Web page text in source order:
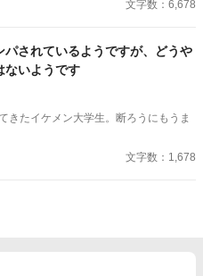
ので仕方なしにチートスキル使いなが
不機嫌になります。なにこれめんど
文字数：6,678
パされているようですが、どうや
ないようです
きたイケメン大学生。断ろうにもうま
文字数：1,678